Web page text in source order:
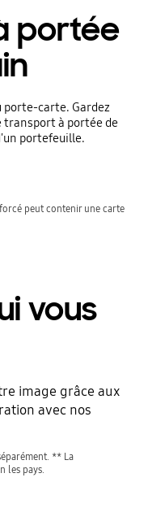
portée
carte. Gardez
transport à portée de
portefeuille.
peut contenir une carte
vous
image grâce aux
avec nos
** La
les pays.